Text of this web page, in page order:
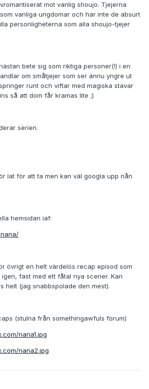
mot vanlig shoujo. Tjejerna
vanliga ungdomar och har inte de absurt
personligheterna som alla shoujo-tjejer
bete sig som riktiga personer(!) i en
om småtjejer som ser ännu yngre ut
runt och viftar med magiska stavar
så att dom får kramas lite ;)
serien.
lat för att ta men kan väl googla upp nån
hemsidan iaf:
övrigt en helt värdelös recap episod som
fast med ett fåtal nya scener. Kan
helt (jag snabbspolade den mest).
(stulna från somethingawfuls forum)
nana1.jpg
nana2.jpg